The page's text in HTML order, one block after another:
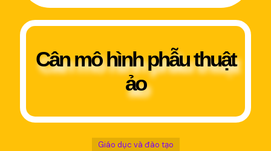
Cân mô hình phẫu thuật
ảo
Giáo dục và đào tạo